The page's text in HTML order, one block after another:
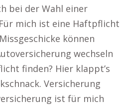
bei der Wahl einer
mich ist eine Haftpflicht
können
wechseln
finden? Hier klappt’s
Versicherung
ist für mich